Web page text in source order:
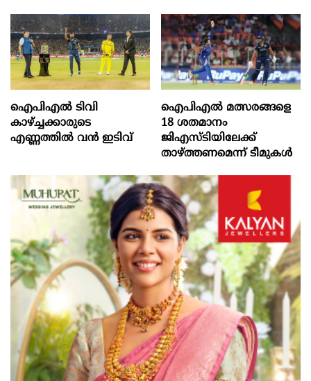
ഐപിഎല്‍ ടിവി
കാഴ്ച്ചക്കാരുടെ
എണ്ണത്തില്‍ വന്‍ ഇടിവ്
ഐപിഎൽ മത്സരങ്ങളെ
18 ശതമാനം
ജിഎസ്ടിയിലേക്ക്
താഴ്ത്തണമെന്ന് ടീമുകൾ